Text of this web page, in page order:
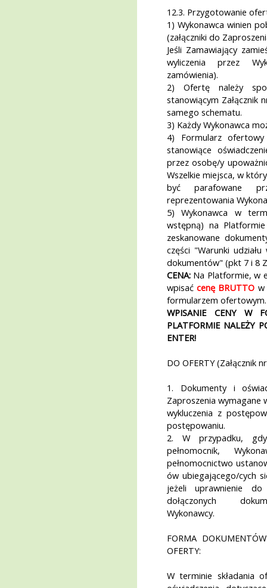
12.3. Przygotowanie
1) Wykonawca winien
(załączniki do
Jeśli Zamawiający
wyliczenia przez
zamówienia).
2) Ofertę należy
stanowiącym Załącznik
samego schematu.
3) Każdy Wykonawca
4) Formularz
stanowiące
przez osobę/y
Wszelkie miejsca, w
być parafowane
reprezentowania
5) Wykonawca w
wstępną) na
zeskanowane
części "Warunki
dokumentów" (pkt 7 i 8
CENA: Na Platformie, w
wpisaćcenę BRUTTO w
formularzem ofertowym.
WPISANIE CENY W
PLATFORMIE NALEŻY
ENTER!
DO OFERTY (Załącznik
1. Dokumenty i
Zaproszenia
wykluczenia z
postępowaniu.
2. W przypadku,
pełnomocnik,
pełnomocnictwo
ów ubiegającego/cych
jeżeli uprawnienie
dołączonych
Wykonawcy.
FORMA
OFERTY:
W terminie składania